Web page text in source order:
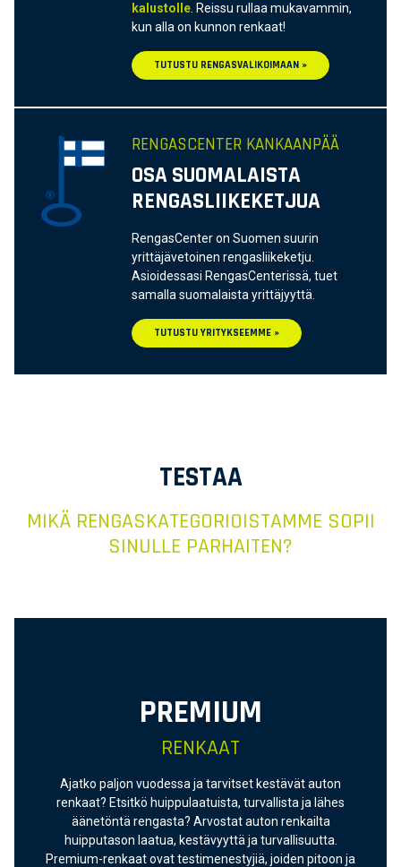
kalustolle . Reissu rullaa mukavammin,
kun alla on kunnon renkaat!
TUTUSTU RENGASVALIKOIMAAN »
RENGASCENTER KANKAANPÄÄ
OSA SUOMALAISTA
RENGASLIIKEKETJUA
RengasCenter on Suomen suurin
yrittäjävetoinen rengasliikeketju.
Asioidessasi RengasCenterissä, tuet
samalla suomalaista yrittäjyyttä.
TUTUSTU YRITYKSEEMME »
TESTAA
MIKÄ RENGASKATEGORIOISTAMME SOPII
SINULLE PARHAITEN?
PREMIUM
RENKAAT
Ajatko paljon vuodessa ja tarvitset kestävät auton
renkaat? Etsitkö huippulaatuista, turvallista ja lähes
äänetöntä rengasta? Arvostat auton renkailta
huipputason laatua, kestävyyttä ja turvallisuutta.
Premium-renkaat ovat testimenestyjiä, joiden pitoon ja